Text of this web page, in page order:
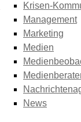
Krisen-
Management
Marketing
Medien
News